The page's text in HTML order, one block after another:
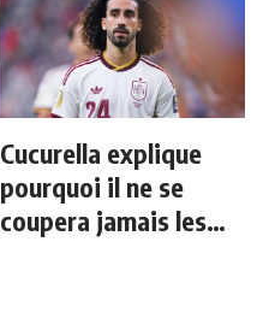
Cucurella explique
pourquoi il ne se
coupera jamais les